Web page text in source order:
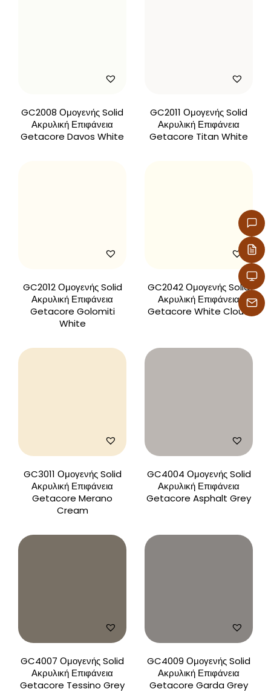
GC2008 Ομογενής Solid
Ακρυλική Επιφάνεια
Getacore Davos White
GC2011 Ομογενής Solid
Ακρυλική Επιφάνεια
Getacore Titan White
GC2012 Ομογενής Solid
Ακρυλική Επιφάνεια
Getacore Golomiti
White
GC2042 Ομογενής Solid
Ακρυλική Επιφάνεια
Getacore White Cloud
GC3011 Ομογενής Solid
Ακρυλική Επιφάνεια
Getacore Merano
Cream
GC4004 Ομογενής Solid
Ακρυλική Επιφάνεια
Getacore Asphalt Grey
GC4007 Ομογενής Solid
Ακρυλική Επιφάνεια
Getacore Tessino Grey
GC4009 Ομογενής Solid
Ακρυλική Επιφάνεια
Getacore Garda Grey